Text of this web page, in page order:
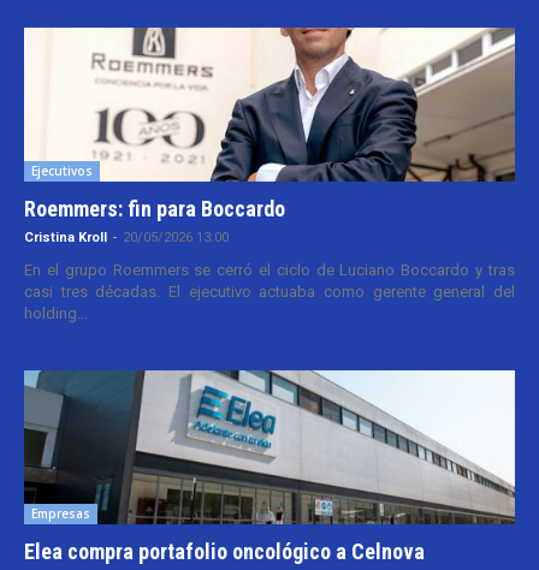
Ejecutivos
Roemmers: fin para Boccardo
Cristina Kroll - 20/05/2026 13:00
En el grupo Roemmers se cerró el ciclo de Luciano Boccardo y tras
casi tres décadas. El ejecutivo actuaba como gerente general del
holding...
Empresas
Elea compra portafolio oncológico a Celnova